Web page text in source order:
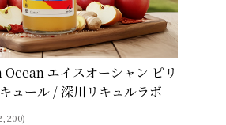
Ocean エイスオーシャン ピリ
ュール / 深川リキュルラボ